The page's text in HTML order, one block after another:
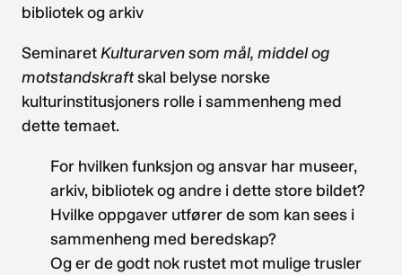
bibliotek og arkiv
SeminaretKulturarven som mål, middel og
motstandskraftskal belyse norske
kulturinstitusjoners rolle i sammenheng med
dette temaet.
For hvilken funksjon og ansvar har museer,
arkiv, bibliotek og andre i dette store bildet?
Hvilke oppgaver utfører de som kan sees i
sammenheng med beredskap?
Og er de godt nok rustet mot mulige trusler